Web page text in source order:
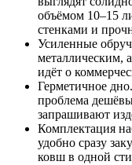
объёмом 10–15
стенками и
Усиленные
металлическим,
идёт о
Герметичное
проблема
запрашивают
Комплектация
удобно сразу
ковш в одной